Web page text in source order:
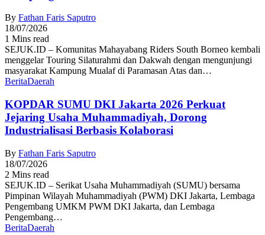
By Fathan Faris Saputro
18/07/2026
1 Mins read
SEJUK.ID – Komunitas Mahayabang Riders South Borneo kembali
menggelar Touring Silaturahmi dan Dakwah dengan mengunjungi
masyarakat Kampung Mualaf di Paramasan Atas dan…
BeritaDaerah
KOPDAR SUMU DKI Jakarta 2026 Perkuat
Jejaring Usaha Muhammadiyah, Dorong
Industrialisasi Berbasis Kolaborasi
By Fathan Faris Saputro
18/07/2026
2 Mins read
SEJUK.ID – Serikat Usaha Muhammadiyah (SUMU) bersama
Pimpinan Wilayah Muhammadiyah (PWM) DKI Jakarta, Lembaga
Pengembang UMKM PWM DKI Jakarta, dan Lembaga
Pengembang…
BeritaDaerah